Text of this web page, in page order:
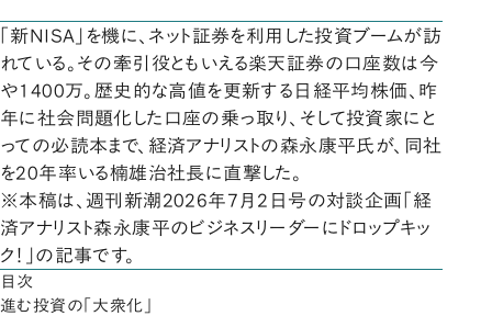
「新NISA」を機に、ネット証券を利用した投資ブームが訪
れている。その牽引役ともいえる楽天証券の口座数は今
や1400万。歴史的な高値を更新する日経平均株価、昨
年に社会問題化した口座の乗っ取り、そして投資家にと
っての必読本まで、経済アナリストの森永康平氏が、同社
を20年率いる楠雄治社長に直撃した。
※本稿は、週刊新潮2026年7月2日号の対談企画「経
済アナリスト森永康平のビジネスリーダーにドロップキッ
ク！」の記事です。
目次
進む投資の「大衆化」